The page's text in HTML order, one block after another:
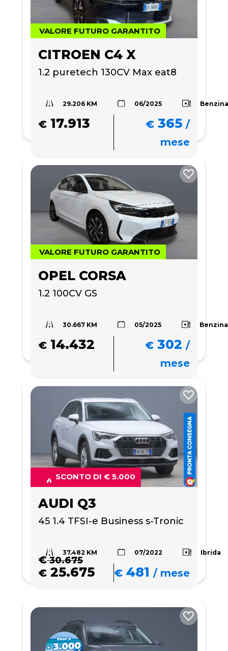
VALORE FUTURO GARANTITO
CITROEN C4 X
1.2 puretech 130CV Max eat8
29.206 KM 06/2025
€ 17.913 € 365 /
mese
VALORE FUTURO GARANTITO
OPEL CORSA
1.2 100CV GS
30.667 KM 05/2025 Benzina
€ 14.432 € 302 /
mese
SCONTO DI € 5.000
AUDI Q3
45 1.4 TFSI-e Business s-Tronic
37.482 KM 07/2022 Ibrida
€30.675
€ 25.675 € 481 /mese